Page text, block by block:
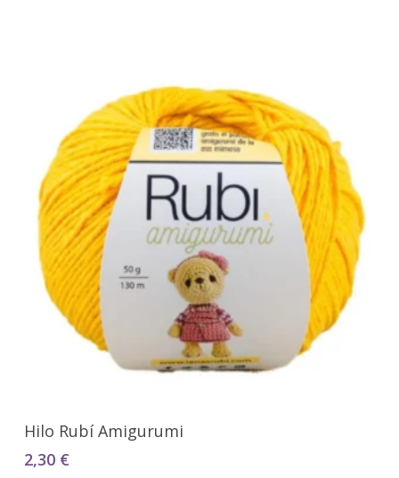
Seleccionar Opciones
Hilo Rubí Amigurumi
2,30 €